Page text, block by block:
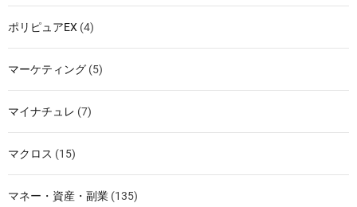
ポリピュアEX (4)
マーケティング (5)
マイナチュレ (7)
マクロス (15)
マネー・資産・副業 (135)